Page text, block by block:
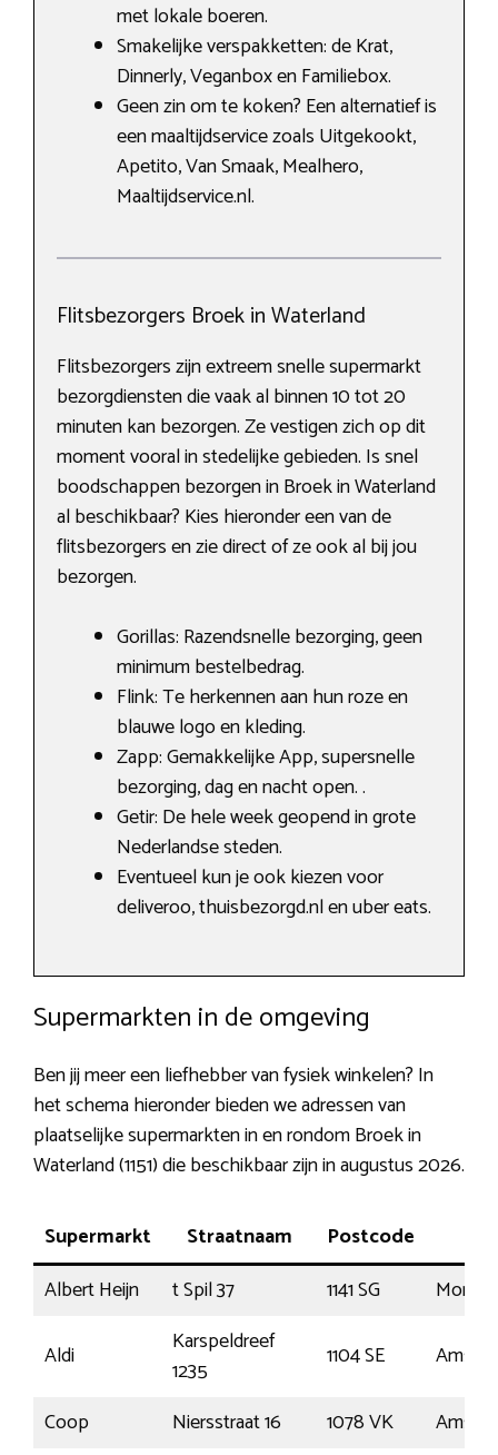
met lokale boeren.
Smakelijke verspakketten: de Krat,
Dinnerly, Veganbox en Familiebox.
Geen zin om te koken? Een alternatief is
een maaltijdservice zoals Uitgekookt,
Apetito, Van Smaak, Mealhero,
Maaltijdservice.nl.
Flitsbezorgers Broek in Waterland
Flitsbezorgers zijn extreem snelle supermarkt
bezorgdiensten die vaak al binnen 10 tot 20
minuten kan bezorgen. Ze vestigen zich op dit
moment vooral in stedelijke gebieden. Is snel
boodschappen bezorgen in Broek in Waterland
al beschikbaar? Kies hieronder een van de
flitsbezorgers en zie direct of ze ook al bij jou
bezorgen.
Gorillas: Razendsnelle bezorging, geen
minimum bestelbedrag.
Flink: Te herkennen aan hun roze en
blauwe logo en kleding.
Zapp: Gemakkelijke App, supersnelle
bezorging, dag en nacht open. .
Getir: De hele week geopend in grote
Nederlandse steden.
Eventueel kun je ook kiezen voor
deliveroo, thuisbezorgd.nl en uber eats.
Supermarkten in de omgeving
Ben jij meer een liefhebber van fysiek winkelen? In
het schema hieronder bieden we adressen van
plaatselijke supermarkten in en rondom Broek in
Waterland (1151) die beschikbaar zijn in augustus 2026.
Supermarkt Straatnaam Postcode
Albert Heijn
t Spil 37 1141 SG
Aldi
Karspeldreef
1235
1104 SE
Coop
Niersstraat 16 1078 VK